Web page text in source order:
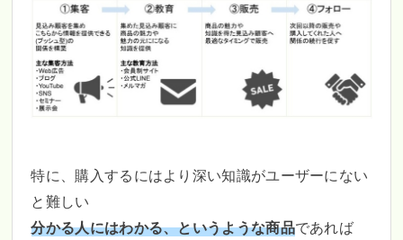
特に、購入するにはより深い知識がユーザーにない
と難しい
分かる人にはわかる、というような商品であれば